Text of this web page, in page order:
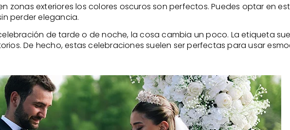
zonas exteriores los colores oscuros son perfectos. Puedes optar en
perder elegancia.
de tarde o de noche, la cosa cambia un poco. La etiqueta
De hecho, estas celebraciones suelen ser perfectas para usar